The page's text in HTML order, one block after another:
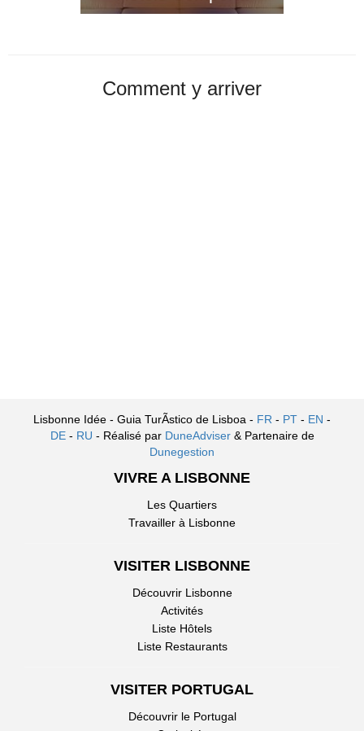
Comment y arriver
Lisbonne Idée - Guia TurÃ­stico de Lisboa - FR - PT - EN -
DE- RU - Réalisé par DuneAdviser & Partenaire de
Dunegestion
VIVRE A LISBONNE
Les Quartiers
Travailler à Lisbonne
VISITER LISBONNE
Découvrir Lisbonne
Activités
Liste Hôtels
Liste Restaurants
VISITER PORTUGAL
Découvrir le Portugal